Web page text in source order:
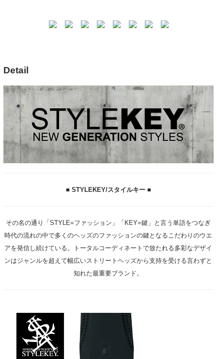
Detail
■ STYLEKEY/スタイルキー ■
その名の通り「STYLE=ファッション」「KEY=鍵」と言う単語をつなぎ
時代の流れの中で多くのヘッズのファッションの鍵となるこだわりのウエ
アを発信し続けている。トータルコーディネートで放たれる多彩なデザイ
ンはジャンルを超えて幅広いストリートヘッズから支持を受ける言わずと
知れた最重要ブランド。